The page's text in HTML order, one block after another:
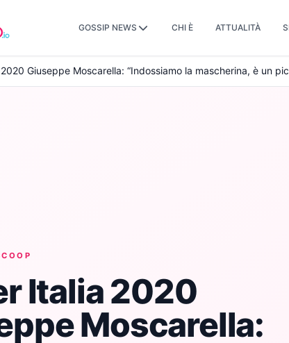
GOSSIP NEWS CHI È ATTUALITÀ
Giuseppe Moscarella: “Indossiamo la mascherina, è un
Italia 2020
Moscarella: